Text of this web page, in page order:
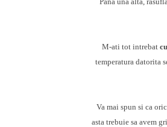
M-ati tot intrebat
temperatura datorita
Va mai spun si ca
asta trebuie sa avem